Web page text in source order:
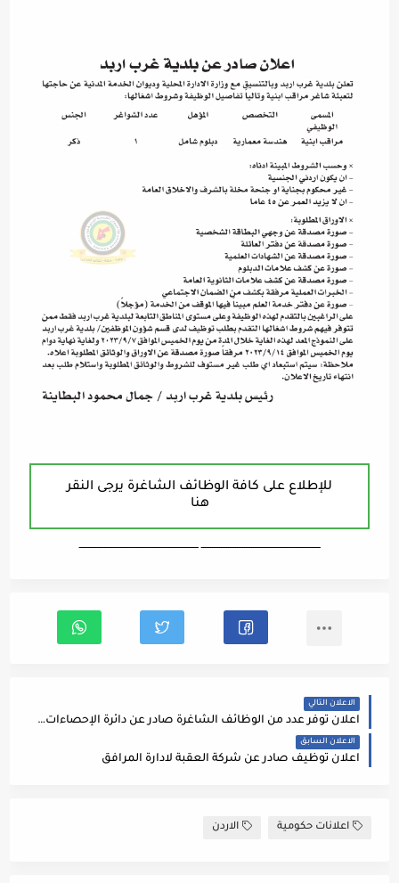
للإطلاع على كافة الوظائف الشاغرة يرجى النقر
هنا
ـــــــــــــــــــــــــــــــــــــــــــــــــــــــــــــــــــ ـــــــــــــــــــــــــــــــــــــــــــــــــــــــــــــــــــ
الاعلان التالي
اعلان توفر عدد من الوظائف الشاغرة صادر عن دائرة الإحصاءات العامة
الاعلان السابق
اعلان توظيف صادر عن شركة العقبة لادارة المرافق
اعلانات حكومية الاردن